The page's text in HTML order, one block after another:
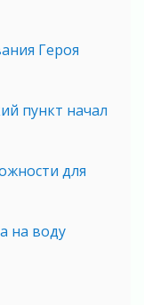
Героя
пункт начал
для
на воду